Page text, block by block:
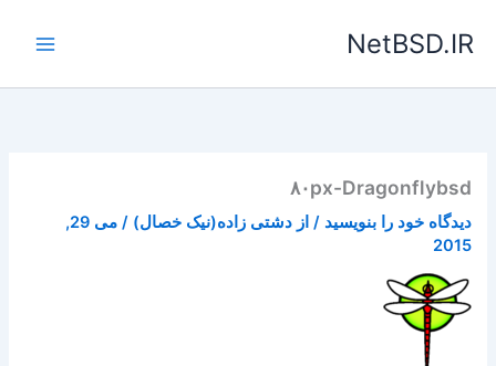
NetBSD.IR
۸۰px-Dragonflybsd
دیدگاه‌ خود را بنویسید / از دشتی زاده(نیک خصال)/
می 29,
2015